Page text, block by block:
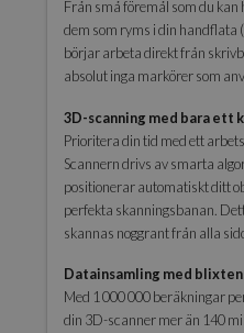
Från små föremål som du
dem som ryms i din handflata
börjar arbeta direkt från
absolut inga markörer som
3D-scanning med bara ett
Prioritera din tid med ett
Scannern drivs av smarta
positionerar automatiskt ditt
perfekta skanningsbanan.
skannas noggrant från alla
Datainsamling med
Med 1 000 000 beräkningar
din 3D-scanner mer än 140